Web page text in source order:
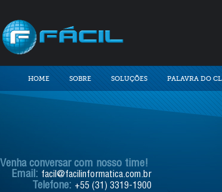
HOME SOBRE SOLUÇÕES PALAVRA DO
Venha conversar com nosso time!
Email: facil@facilinformatica.com.br
Telefone: +55 (31) 3319-1900